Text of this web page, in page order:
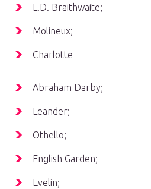
L.D. Braithwaite;
Molineux;
Charlotte
Abraham Darby;
Leander;
Othello;
English Garden;
Evelin;